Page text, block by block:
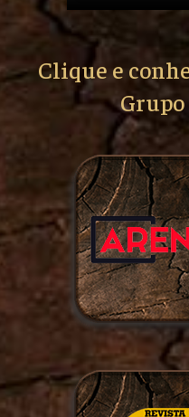
Clique e
Grupo